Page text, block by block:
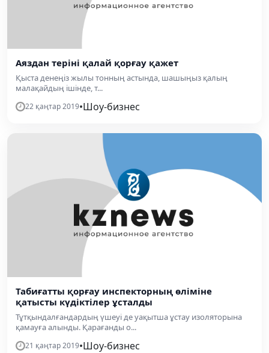
Аяздан теріні қалай қорғау қажет
Қыста денеңіз жылы тонның астында, шашыңыз қалың
малақайдың ішінде, т...
22 қаңтар 2019•Шоу-бизнес
Табиғатты қорғау инспекторның өліміне
қатысты күдіктілер ұсталды
Тұтқындалғандардың үшеуі де уақытша ұстау изоляторына
қамауға алынды. Қарағанды о...
21 қаңтар 2019•Шоу-бизнес